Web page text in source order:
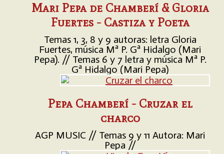
Mari Pepa de Chamberí & Gloria
Fuertes - Castiza y Poeta
Temas 1, 3, 8 y 9 autoras: letra Gloria
Fuertes, música Mª P. Gª Hidalgo (Mari
Pepa). // Temas 6 y 7 letra y música Mª P.
Gª Hidalgo (Mari Pepa)
Pepa Chamberí - Cruzar el
charco
AGP MUSIC // Temas 9 y 11 Autora: Mari
Pepa //